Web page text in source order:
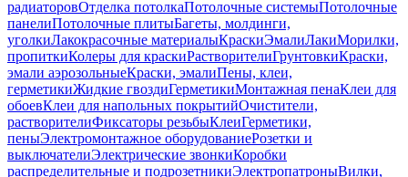
радиаторовОтделка потолкаПотолочные системыПотолочные
панелиПотолочные плитыБагеты, молдинги,
уголкиЛакокрасочные материалыКраскиЭмалиЛакиМорилки,
пропиткиКолеры для краскиРастворителиГрунтовкиКраски,
эмали аэрозольныеКраски, эмалиПены, клеи,
герметикиЖидкие гвоздиГерметикиМонтажная пенаКлеи для
обоевКлеи для напольных покрытийОчистители,
растворителиФиксаторы резьбыКлеиГерметики,
пеныЭлектромонтажное оборудованиеРозетки и
выключателиЭлектрические звонкиКоробки
распределительные и подрозетникиЭлектропатроныВилки,